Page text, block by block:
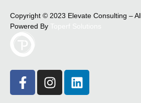
Copyright © 2023 Elevate Consulting –
Powered By